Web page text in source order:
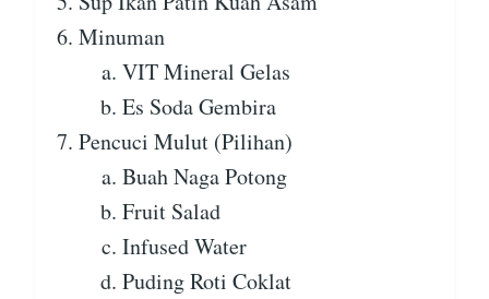
Minuman
VIT Mineral Gelas
Es Soda Gembira
Pencuci Mulut (Pilihan)
Buah Naga Potong
Fruit Salad
Infused Water
Puding Roti Coklat